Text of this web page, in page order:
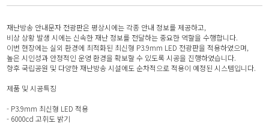
재난방송 안내문자 전광판은 평상시에는 각종 안내 정보를 제공하고,
비상 상황 발생 시에는 신속한 재난 정보를 전달하는 중요한 역할을 수행합니다.
이번 현장에는 실외 환경에 최적화된 최신형 P3.9mm LED 전광판을 적용하였으며,
높은 시인성과 안정적인 운영 환경을 확보할 수 있도록 시공을 진행하였습니다.
향후 국립공원 및 다양한 재난방송 시설에도 순차적으로 적용이 예정된 시스템입니다.
제품 및 시공특징
- P3.9mm 최신형 LED 적용
- 6000cd 고휘도 밝기